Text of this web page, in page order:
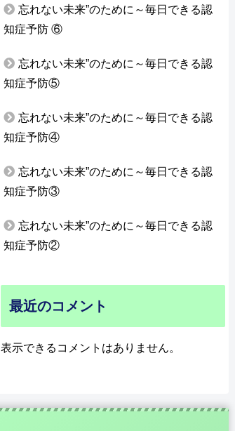
忘れない未来”のために～毎日できる認
知症予防 ⑥
忘れない未来”のために～毎日できる認
知症予防⑤
忘れない未来”のために～毎日できる認
知症予防④
忘れない未来”のために～毎日できる認
知症予防③
忘れない未来”のために～毎日できる認
知症予防②
最近のコメント
表示できるコメントはありません。